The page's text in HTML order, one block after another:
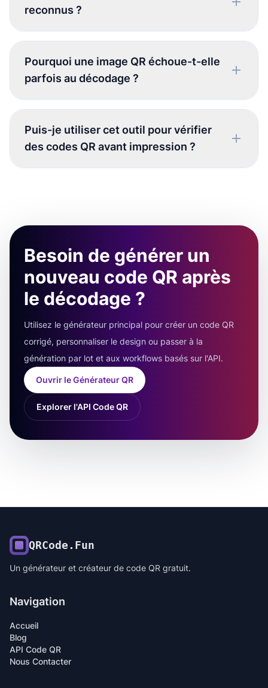
reconnus ?
Pourquoi une image QR échoue-t-elle
parfois au décodage ?
Puis-je utiliser cet outil pour vérifier
des codes QR avant impression ?
Besoin de générer un
nouveau code QR après
le décodage ?
Utilisez le générateur principal pour créer un code QR
corrigé, personnaliser le design ou passer à la
génération par lot et aux workflows basés sur l'API.
Ouvrir le Générateur QR
Explorer l'API Code QR
QRCode.Fun
Un générateur et créateur de code QR gratuit.
Navigation
Accueil
Blog
API Code QR
Nous Contacter